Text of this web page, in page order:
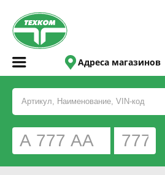
Адреса магазинов